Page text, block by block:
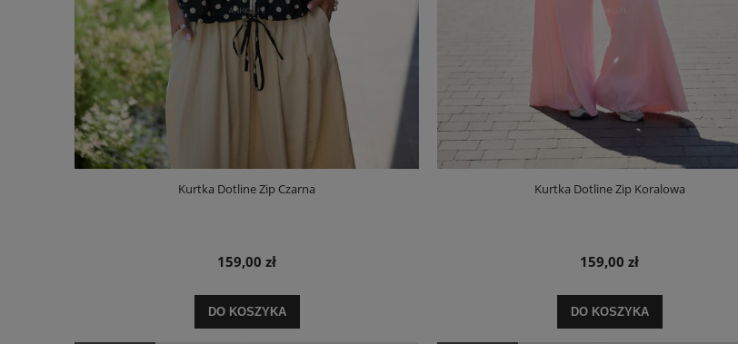
Kurtka Dotline Zip Czarna
159,00 zł
DO KOSZYKA
Kurtka Dotline Zip Koralowa
159,00 zł
DO KOSZYKA